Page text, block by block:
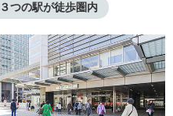
つの駅が徒歩圏内